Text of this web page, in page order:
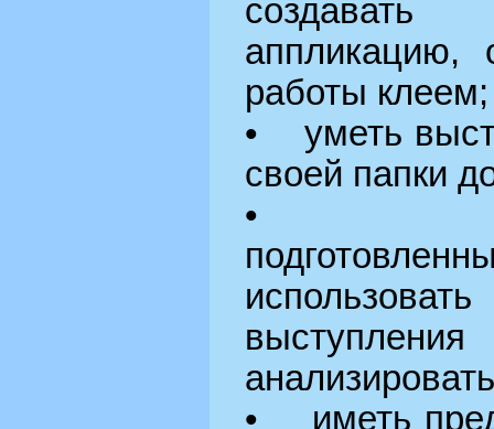
аппликацию,
работы клеем;
• уметь
своей папки
•
• иметь